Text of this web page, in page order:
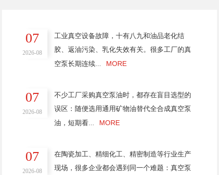
07
2026-08
工业真空设备故障，十有八九和油品老化结
胶、返油污染、乳化失效有关。很多工厂的真
空泵长期连续...
MORE
07
2026-08
不少工厂采购真空泵油时，都存在盲目选型的
误区：随便选用通用矿物油替代全合成真空泵
油，短期看...
MORE
07
2026-08
在陶瓷加工、精细化工、精密制造等行业生产
现场，很多企业都会遇到同一个难题：真空泵